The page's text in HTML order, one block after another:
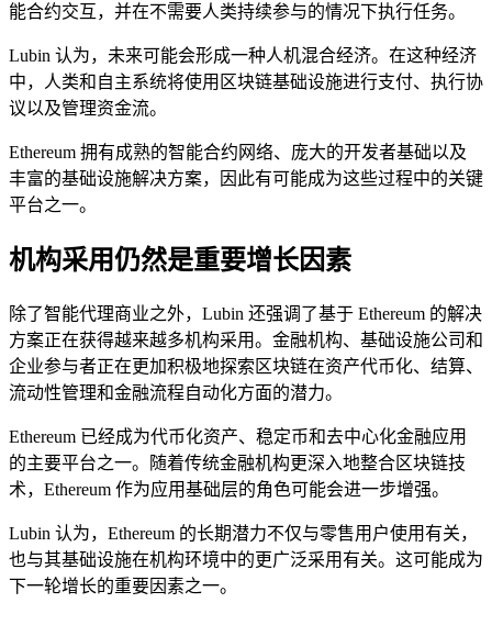
能合约交互，并在不需要人类持续参与的情况下执行任务。
Lubin 认为，未来可能会形成一种人机混合经济。在这种经济
中，人类和自主系统将使用区块链基础设施进行支付、执行协
议以及管理资金流。
Ethereum 拥有成熟的智能合约网络、庞大的开发者基础以及
丰富的基础设施解决方案，因此有可能成为这些过程中的关键
平台之一。
机构采用仍然是重要增长因素
除了智能代理商业之外，Lubin 还强调了基于 Ethereum 的解决
方案正在获得越来越多机构采用。金融机构、基础设施公司和
企业参与者正在更加积极地探索区块链在资产代币化、结算、
流动性管理和金融流程自动化方面的潜力。
Ethereum 已经成为代币化资产、稳定币和去中心化金融应用
的主要平台之一。随着传统金融机构更深入地整合区块链技
术，Ethereum 作为应用基础层的角色可能会进一步增强。
Lubin 认为，Ethereum 的长期潜力不仅与零售用户使用有关，
也与其基础设施在机构环境中的更广泛采用有关。这可能成为
下一轮增长的重要因素之一。